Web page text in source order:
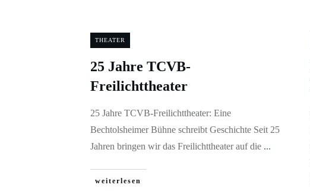
THEATER
25 Jahre TCVB-
Freilichttheater
25 Jahre TCVB-Freilichttheater: Eine
Bechtolsheimer Bühne schreibt Geschichte Seit 25
Jahren bringen wir das Freilichttheater auf die ...
weiterlesen